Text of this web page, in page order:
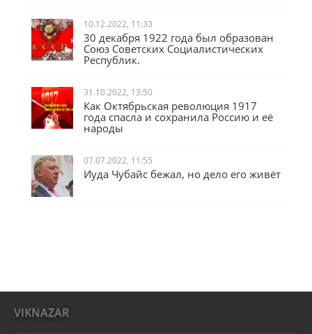
10.12.2022, 11:33
30 декабря 1922 года был образован
Союз Советских Социалистических
Республик.
31.10.2022, 13:50
Как Октябрьская революция 1917
года спасла и сохранила Россию и её
народы
07.07.2022, 11:55
Иуда Чубайс бежал, но дело его живёт
VIKNAZAR